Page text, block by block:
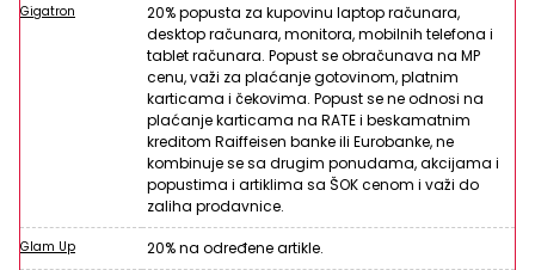
Gigatron
20% popusta za kupovinu laptop računara,
desktop računara, monitora, mobilnih telefona i
tablet računara. Popust se obračunava na MP
cenu, važi za plaćanje gotovinom, platnim
karticama i čekovima. Popust se ne odnosi na
plaćanje karticama na RATE i beskamatnim
kreditom Raiffeisen banke ili Eurobanke, ne
kombinuje se sa drugim ponudama, akcijama i
popustima i artiklima sa ŠOK cenom i važi do
zaliha prodavnice.
Glam Up 20% na određene artikle.